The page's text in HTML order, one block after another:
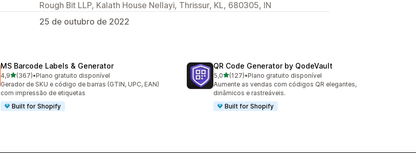
Rough Bit LLP, Kalath House Nellayi, Thrissur, KL, 680305, IN
25 de outubro de 2022
MS Barcode Labels & Generator
4,9de 5 estrelas
(367)
367 avaliações ao todo
•Plano gratuito disponível
Gerador de SKU e código de barras (GTIN, UPC, EAN)
com impressão de etiquetas
Built for Shopify
QR Code Generator by QodeVault
5,0de 5 estrelas
(127)
127 avaliações ao todo
•Plano gratuito disponível
Aumente as vendas com códigos QR elegantes,
dinâmicos e rastreáveis.
Built for Shopify